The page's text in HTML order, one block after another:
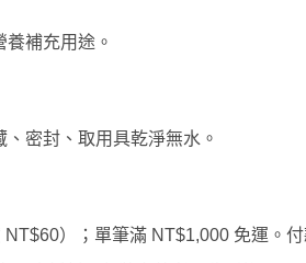
補充用途。
密封、取用具乾淨無水。
）；單筆滿 NT$1,000 免運。